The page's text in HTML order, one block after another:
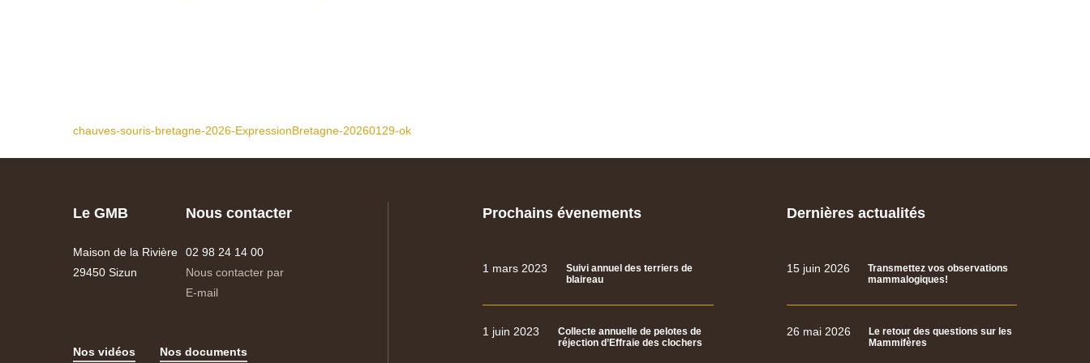
chauves-souris-bretagne-2026-ExpressionBretagne-20260129-ok
Le GMB
Maison de la Rivière
29450 Sizun
Nous contacter
02 98 24 14 00
Nous contacter par
E-mail
Nos vidéos Nos documents
Prochains évenements
1 mars 2023
Suivi annuel des terriers de
blaireau
1 juin 2023
Collecte annuelle de pelotes de
réjection d’Effraie des clochers
Dernières actualités
15 juin 2026
Transmettez vos observations
mammalogiques!
26 mai 2026
Le retour des questions sur les
Mammifères